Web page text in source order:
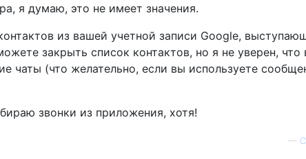
я думаю, это не имеет значения.
из вашей учетной записи Google,
закрыть список контактов, но я не уверен, что
чаты (что желательно, если вы используете
звонки из приложения, хотя!
—